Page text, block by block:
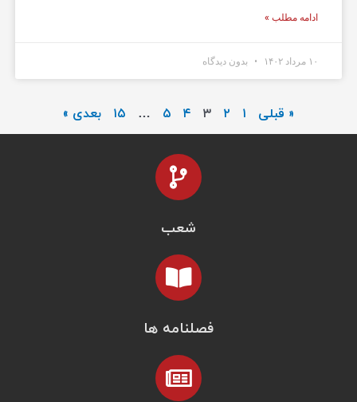
ادامه مطلب »
۱۰ مرداد ۱۴۰۲ بدون دیدگاه
« قبلی ۱ ۲ ۳ ۴ ۵ … ۱۵ بعدی »
شعب
فصلنامه ها